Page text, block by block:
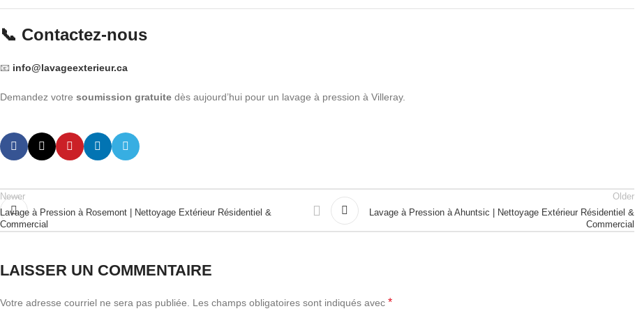
📞 Contactez-nous
📧 info@lavageexterieur.ca
Demandez votre soumission gratuite dès aujourd’hui pour un lavage à pression à Villeray.
Newer
Lavage à Pression à Rosemont | Nettoyage Extérieur Résidentiel &
Commercial
Older
Lavage à Pression à Ahuntsic | Nettoyage Extérieur Résidentiel &
Commercial
LAISSER UN COMMENTAIRE
Votre adresse courriel ne sera pas publiée. Les champs obligatoires sont indiqués avec *